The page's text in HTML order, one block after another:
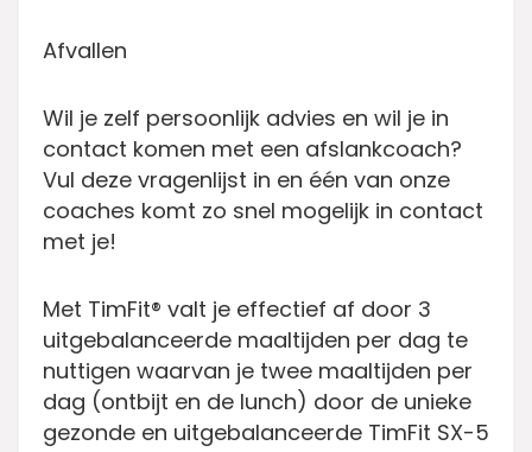
Afvallen
Wil je zelf persoonlijk advies en wil je in
contact komen met een afslankcoach?
Vul deze vragenlijst in en één van onze
coaches komt zo snel mogelijk in contact
met je!
Met TimFit® valt je effectief af door 3
uitgebalanceerde maaltijden per dag te
nuttigen waarvan je twee maaltijden per
dag (ontbijt en de lunch) door de unieke
gezonde en uitgebalanceerde TimFit SX-5